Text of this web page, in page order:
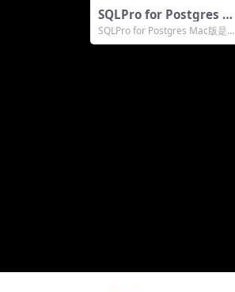
SQLPro for Postgres M
ac(Postgres数据库管理
工具)v2025.05直装版
SQLPro for Postgres Mac版是一
款功能强大的Postgres...